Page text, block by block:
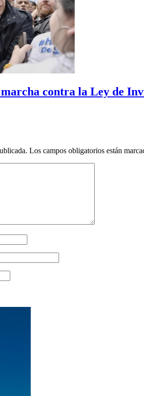
contra la Ley de
Los campos obligatorios están